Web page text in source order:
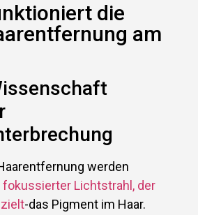
die
am
werden
fokussierter Lichtstrahl, der
-das Pigment im Haar.